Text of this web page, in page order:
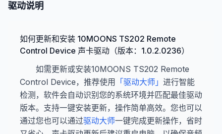
驱动说明
如何更新和安装 10MOONS TS202 Remote
Control Device 声卡驱动（版本：1.0.2.0236）
如需更新或安装10MOONS TS202 Remote
Control Device，推荐使用
「驱动大师」 进行智能
检测，软件会自动识别您的系统环境并匹配最佳驱动
版本。支持一键安装更新，操作简单高效。您也可以
通过您也可以通过驱动大师一键完成更新操作，省时